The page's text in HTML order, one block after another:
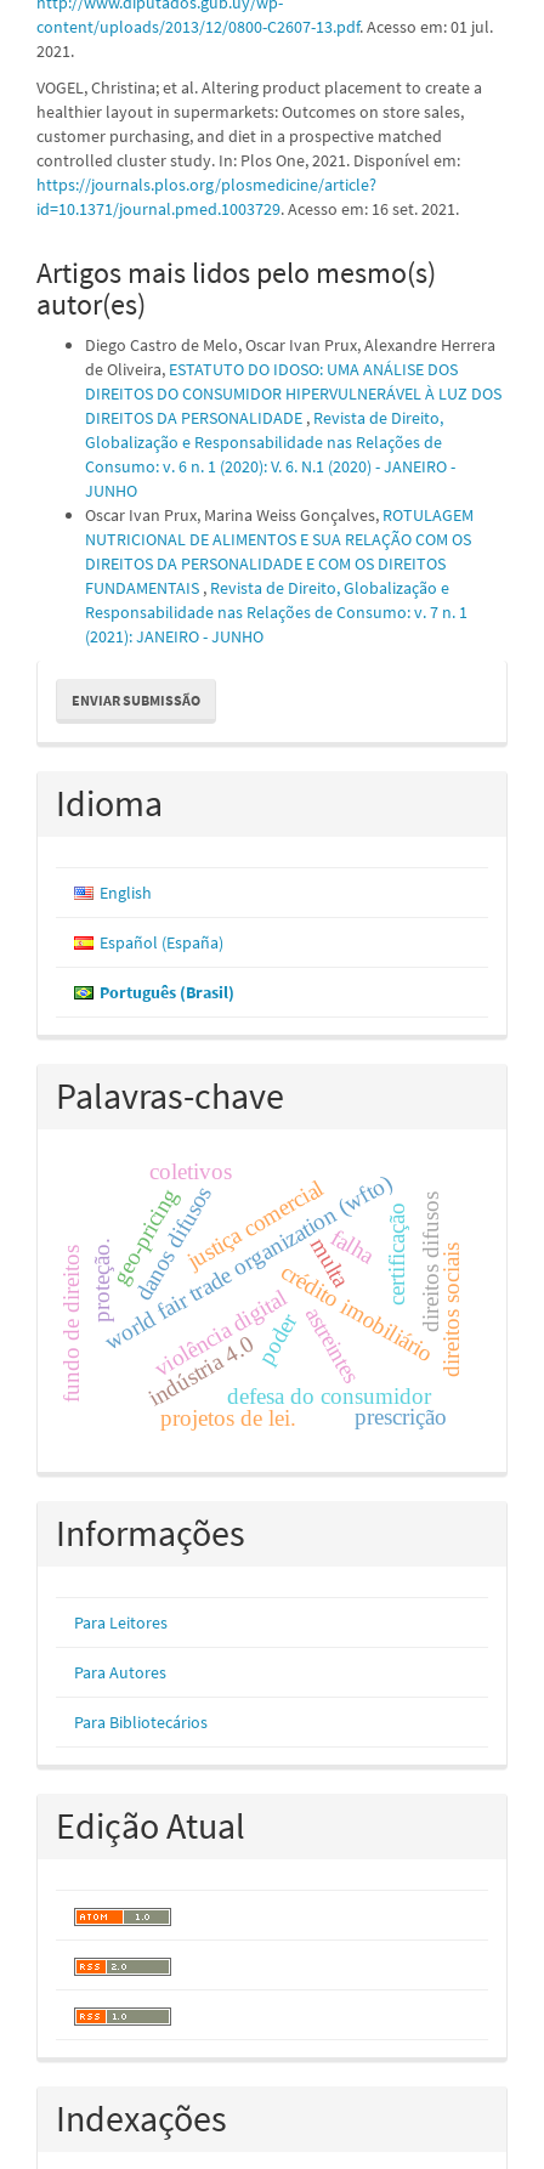
content/uploads/2013/12/0800-C2607-13.pdf. Acesso em: 01 jul.
2021.
VOGEL, Christina; et al. Altering product placement to create a
healthier layout in supermarkets: Outcomes on store sales,
customer purchasing, and diet in a prospective matched
controlled cluster study. In: Plos One, 2021. Disponível em:
https://journals.plos.org/plosmedicine/article?
id=10.1371/journal.pmed.1003729. Acesso em: 16 set. 2021.
Artigos mais lidos pelo mesmo(s)
autor(es)
Diego Castro de Melo, Oscar Ivan Prux, Alexandre Herrera
de Oliveira, ESTATUTO DO IDOSO: UMA ANÁLISE DOS
DIREITOS DO CONSUMIDOR HIPERVULNERÁVEL À LUZ DOS
DIREITOS DA PERSONALIDADE , Revista de Direito,
Globalização e Responsabilidade nas Relações de
Consumo: v. 6 n. 1 (2020): V. 6. N.1 (2020) - JANEIRO -
JUNHO
Oscar Ivan Prux, Marina Weiss Gonçalves, ROTULAGEM
NUTRICIONAL DE ALIMENTOS E SUA RELAÇÃO COM OS
DIREITOS DA PERSONALIDADE E COM OS DIREITOS
FUNDAMENTAIS , Revista de Direito, Globalização e
Responsabilidade nas Relações de Consumo: v. 7 n. 1
(2021): JANEIRO - JUNHO
Enviar
Submissão
ENVIAR SUBMISSÃO
Idioma
English
Español (España)
Português (Brasil)
Palavras-chave
violência digitalcrédito imobiliário
justiça comercial
world fair trade organization (wfto)certificação
multa
astreintes
defesa do consumidor
proteção.
indústria 4.0
fundo de direitos
danos difusos
geo-pricing
coletivos
direitos difusos
projetos de lei.
poder direitos sociais
prescrição
falha
Informações
Para Leitores
Para Autores
Para Bibliotecários
Edição Atual
Indexações